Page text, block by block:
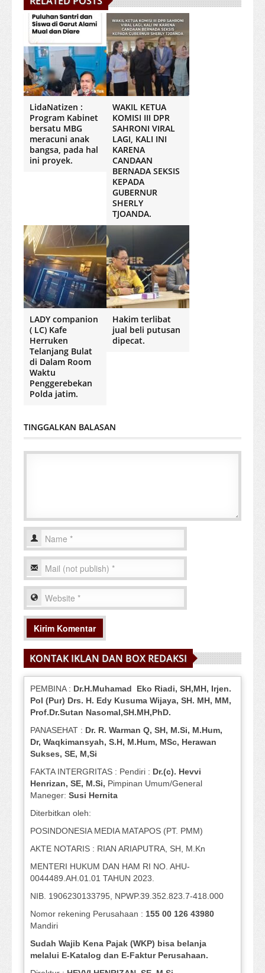
LidaNatizen :
Program Kabinet
bersatu MBG
meracuni anak
bangsa, pada hal
ini proyek.
WAKIL KETUA
KOMISI III DPR
SAHRONI VIRAL
LAGI, KALI INI
KARENA
CANDAAN
BERNADA SEKSIS
KEPADA
GUBERNUR
SHERLY
TJOANDA.
LADY companion
( LC) Kafe
Herruken
Telanjang Bulat
di Dalam Room
Waktu
Penggerebekan
Polda jatim.
Hakim terlibat
jual beli putusan
dipecat.
TINGGALKAN BALASAN
KONTAK IKLAN DAN BOX REDAKSI
PEMBINA : Dr.H.Muhamad Eko Riadi, SH,MH, Irjen.
Pol (Pur) Drs. H. Edy Kusuma Wijaya, SH. MH, MM,
Prof.Dr.Sutan Nasomal,SH.MH,PhD.
PANASEHAT : Dr. R. Warman Q, SH, M.Si, M.Hum,
Dr, Waqkimansyah, S.H, M.Hum, MSc, Herawan
Sukses, SE, M,Si
FAKTA INTERGRITAS : Pendiri : Dr.(c). Hevvi
Henrizan, SE, M.Si, Pimpinan Umum/General
Maneger: Susi Hernita
Diterbitkan oleh:
POSINDONESIA MEDIA MATAPOS (PT. PMM)
AKTE NOTARIS : RIAN ARIAPUTRA, SH, M.Kn
MENTERI HUKUM DAN HAM RI NO. AHU-
0044489.AH.01.01 TAHUN 2023.
NIB. 1906230133795, NPWP.39.352.823.7-418.000
Nomor rekening Perusahaan : 155 00 126 43980
Mandiri
Sudah Wajib Kena Pajak (WKP) bisa belanja
melalui E-Katalog dan E-Faktur Perusahaan.